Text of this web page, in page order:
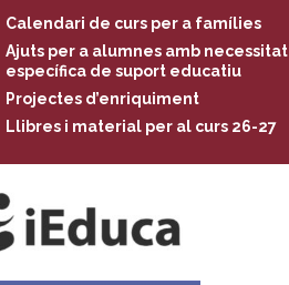
Calendari de curs per a famílies
Ajuts per a alumnes amb necessitat
específica de suport educatiu
Projectes d’enriquiment
Llibres i material per al curs 26-27